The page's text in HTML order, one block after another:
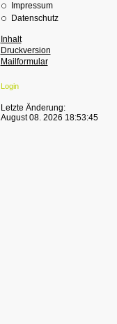
Impressum
Datenschutz
Inhalt
Druckversion
Mailformular
Login
Letzte Änderung:
August 08. 2026 18:53:45